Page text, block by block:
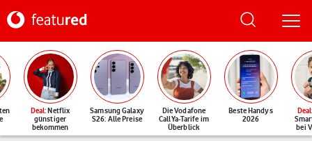
Deal: Netflix
günstiger
bekommen
Samsung Galaxy
S26: Alle Preise
Die Vodafone
CallYa-Tarife im
Überblick
Beste Handys
2026
Deal
bei